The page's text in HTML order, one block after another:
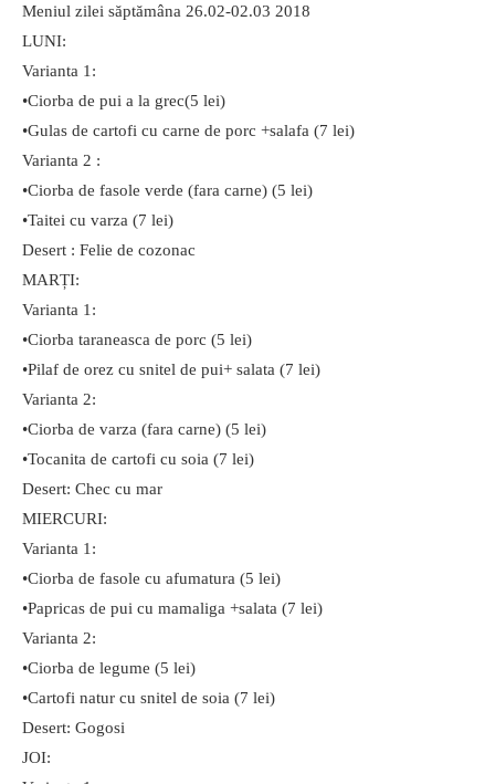
Meniul zilei săptămâna 26.02-02.03 2018
LUNI:
Varianta 1:
•Ciorba de pui a la grec(5 lei)
•Gulas de cartofi cu carne de porc +salafa (7 lei)
Varianta 2 :
•Ciorba de fasole verde (fara carne) (5 lei)
•Taitei cu varza (7 lei)
Desert : Felie de cozonac
MARȚI:
Varianta 1:
•Ciorba taraneasca de porc (5 lei)
•Pilaf de orez cu snitel de pui+ salata (7 lei)
Varianta 2:
•Ciorba de varza (fara carne) (5 lei)
•Tocanita de cartofi cu soia (7 lei)
Desert: Chec cu mar
MIERCURI:
Varianta 1:
•Ciorba de fasole cu afumatura (5 lei)
•Papricas de pui cu mamaliga +salata (7 lei)
Varianta 2:
•Ciorba de legume (5 lei)
•Cartofi natur cu snitel de soia (7 lei)
Desert: Gogosi
JOI: